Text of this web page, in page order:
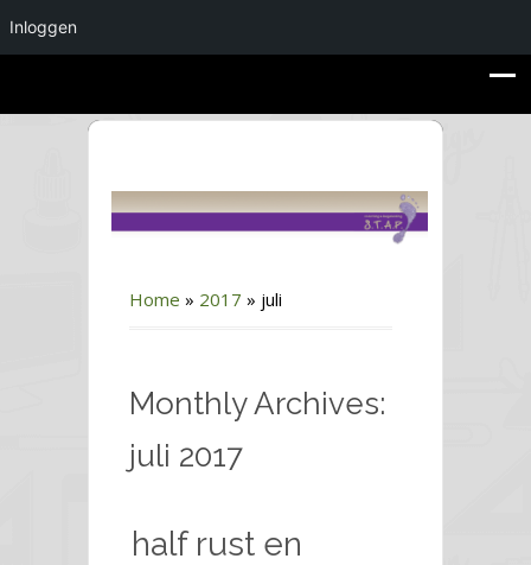
Home » 2017 » juli
Monthly Archives:
juli 2017
half rust en
Inloggen